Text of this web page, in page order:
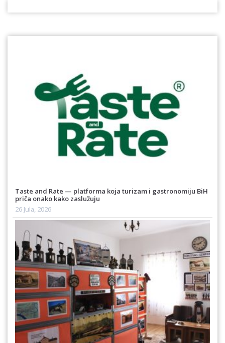
Taste and Rate — platforma koja turizam i gastronomiju BiH
priča onako kako zaslužuju
26 Jula, 2026